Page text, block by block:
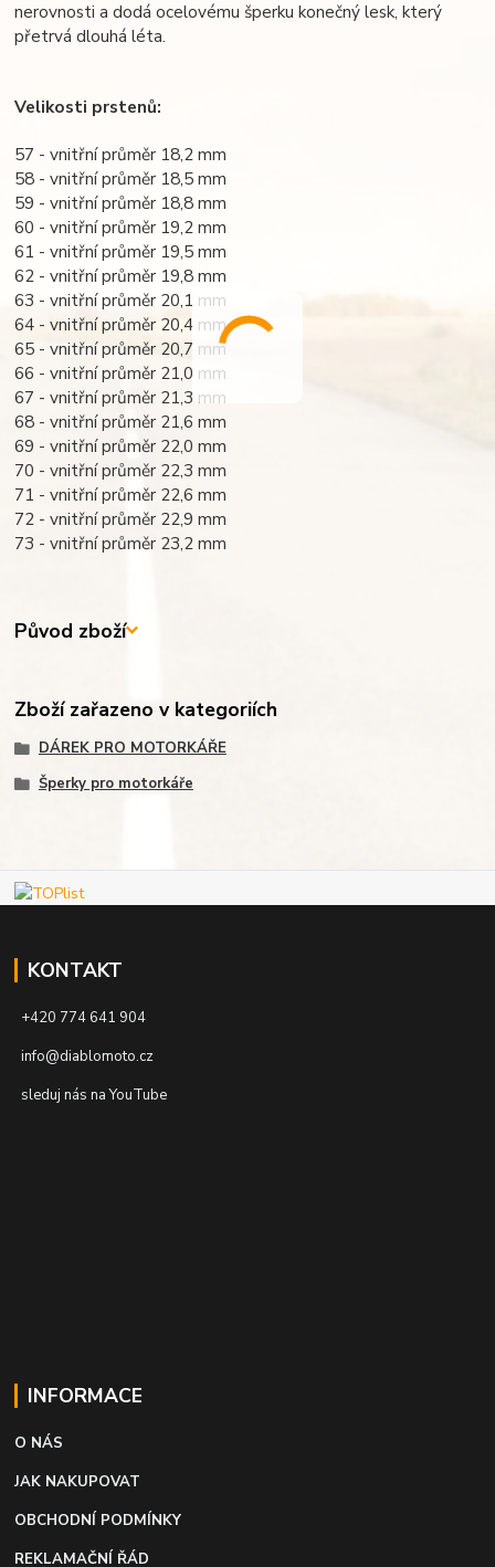
nerovnosti a dodá ocelovému šperku konečný lesk, který
přetrvá dlouhá léta.
Velikosti prstenů:
57 - vnitřní průměr 18,2 mm
58 - vnitřní průměr 18,5 mm
59 - vnitřní průměr 18,8 mm
60 - vnitřní průměr 19,2 mm
61 - vnitřní průměr 19,5 mm
62 - vnitřní průměr 19,8 mm
63 - vnitřní průměr 20,1 mm
64 - vnitřní průměr 20,4 mm
65 - vnitřní průměr 20,7 mm
66 - vnitřní průměr 21,0 mm
67 - vnitřní průměr 21,3 mm
68 - vnitřní průměr 21,6 mm
69 - vnitřní průměr 22,0 mm
70 - vnitřní průměr 22,3 mm
71 - vnitřní průměr 22,6 mm
72 - vnitřní průměr 22,9 mm
73 - vnitřní průměr 23,2 mm
Původ zboží
Zboží zařazeno v kategoriích
DÁREK PRO MOTORKÁŘE
Šperky pro motorkáře
KONTAKT
+420 774 641 904
info@diablomoto.cz
sleduj nás na YouTube
INFORMACE
O NÁS
JAK NAKUPOVAT
OBCHODNÍ PODMÍNKY
REKLAMAČNÍ ŘÁD